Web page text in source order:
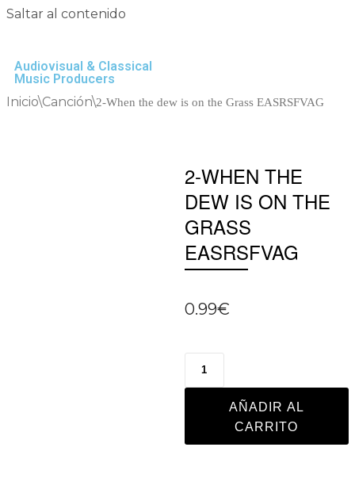
Saltar al contenido
Audiovisual & Classical
Music Producers
Inicio\Canción\2-When the dew is on the Grass EASRSFVAG
2-WHEN THE
DEW IS ON THE
GRASS
EASRSFVAG
0.99€
AÑADIR AL
CARRITO